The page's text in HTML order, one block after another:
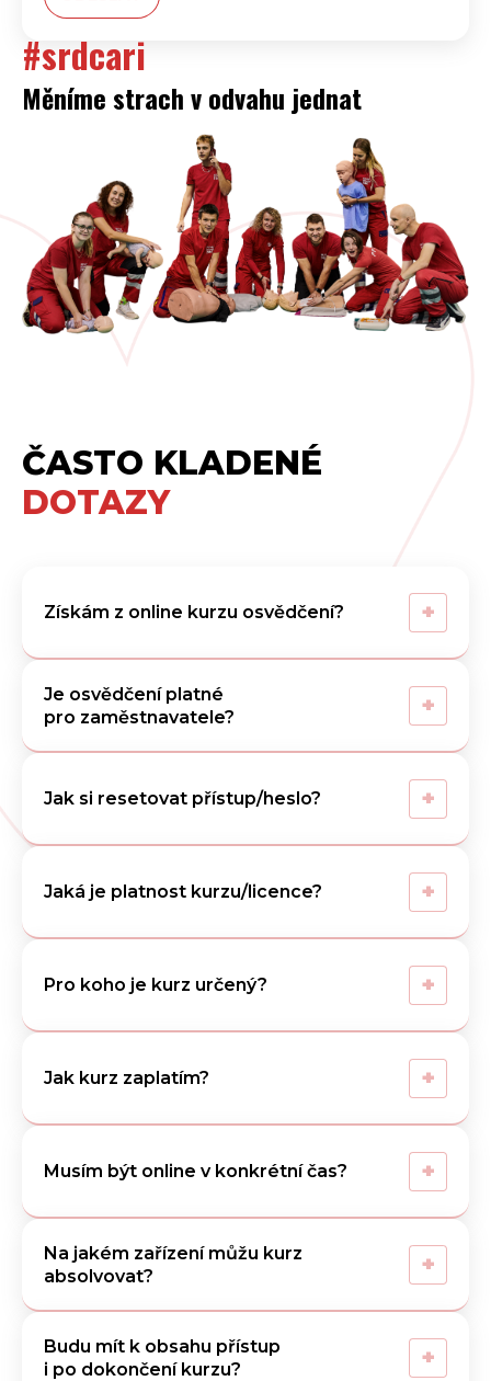
#srdcari
Měníme strach v odvahu jednat
ČASTO KLADENÉ
DOTAZY
Získám z online kurzu osvědčení? +
Je osvědčení platné
pro zaměstnavatele?
+
Jak si resetovat přístup/heslo? +
Jaká je platnost kurzu/licence? +
Pro koho je kurz určený? +
Jak kurz zaplatím? +
Musím být online v konkrétní čas? +
Na jakém zařízení můžu kurz
absolvovat?
+
Budu mít k obsahu přístup
i po dokončení kurzu?
+